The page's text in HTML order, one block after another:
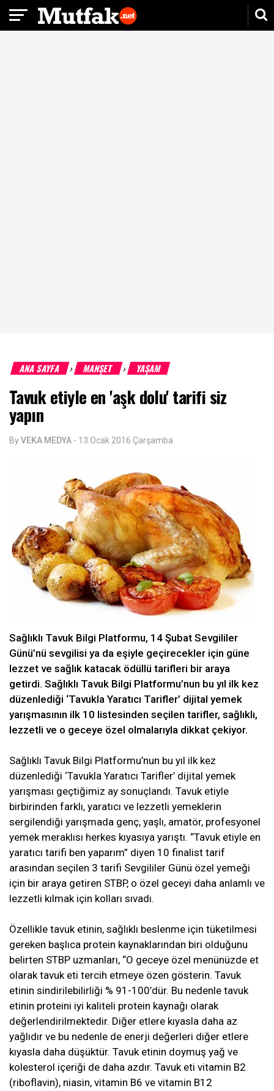
ANA SAYFA › MANŞET › YAŞAM
Tavuk etiyle en 'aşk dolu' tarifi siz
yapın
ByVEKA MEDYA - 13 Ocak 2016 Çarşamba
Sağlıklı Tavuk Bilgi Platformu, 14 Şubat Sevgililer
Günü’nü sevgilisi ya da eşiyle geçirecekler için güne
lezzet ve sağlık katacak ödüllü tarifleri bir araya
getirdi. Sağlıklı Tavuk Bilgi Platformu’nun bu yıl ilk kez
düzenlediği ‘Tavukla Yaratıcı Tarifler’ dijital yemek
yarışmasının ilk 10 listesinden seçilen tarifler, sağlıklı,
lezzetli ve o geceye özel olmalarıyla dikkat çekiyor.
Sağlıklı Tavuk Bilgi Platformu’nun bu yıl ilk kez
düzenlediği ‘Tavukla Yaratıcı Tarifler’ dijital yemek
yarışması geçtiğimiz ay sonuçlandı. Tavuk etiyle
birbirinden farklı, yaratıcı ve lezzetli yemeklerin
sergilendiği yarışmada genç, yaşlı, amatör, profesyonel
yemek meraklısı herkes kıyasıya yarıştı. “Tavuk etiyle en
yaratıcı tarifi ben yaparım” diyen 10 finalist tarif
arasından seçilen 3 tarifi Sevgililer Günü özel yemeği
için bir araya getiren STBP, o özel geceyi daha anlamlı ve
lezzetli kılmak için kolları sıvadı.
Özellikle tavuk etinin, sağlıklı beslenme için tüketilmesi
gereken başlıca protein kaynaklarından biri olduğunu
belirten STBP uzmanları, “O geceye özel menünüzde et
olarak tavuk eti tercih etmeye özen gösterin. Tavuk
etinin sindirilebilirliği % 91-100’dür. Bu nedenle tavuk
etinin proteini iyi kaliteli protein kaynağı olarak
değerlendirilmektedir. Diğer etlere kıyasla daha az
yağlıdır ve bu nedenle de enerji değerleri diğer etlere
kıyasla daha düşüktür. Tavuk etinin doymuş yağ ve
kolesterol içeriği de daha azdır. Tavuk eti vitamin B2
(riboflavin), niasin, vitamin B6 ve vitamin B12